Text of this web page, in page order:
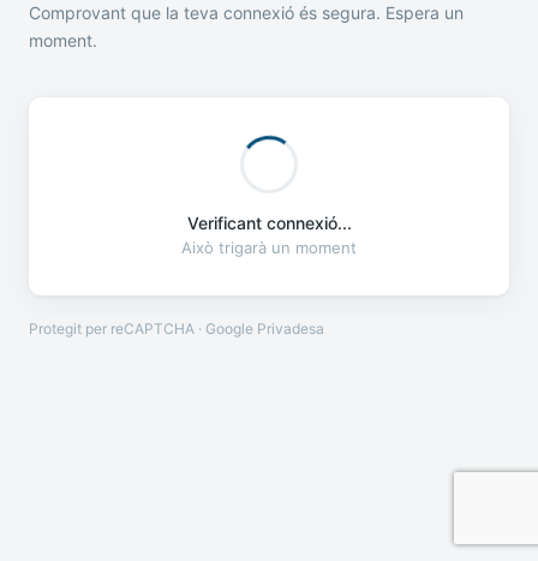
Comprovant que la teva connexió és segura. Espera un
moment.
Verificant connexió...
Això trigarà un moment
Protegit per reCAPTCHA · Google Privadesa